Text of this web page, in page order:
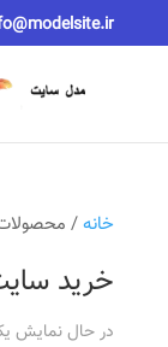
خانه/ محصولات
خرید
در حال نمایش